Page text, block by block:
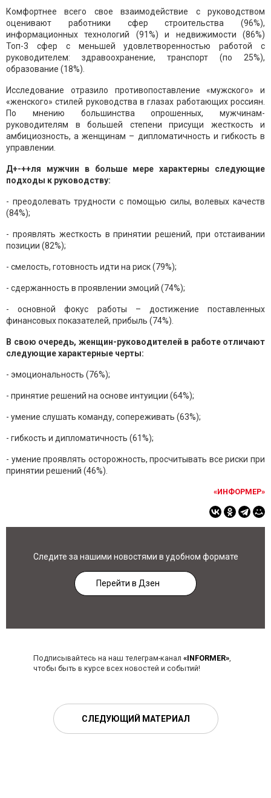
Комфортнее всего свое взаимодействие с руководством
оценивают работники сфер строительства (96%),
информационных технологий (91%) и недвижимости (86%)
Топ-3 сфер с меньшей удовлетворенностью работой с
руководителем: здравоохранение, транспорт (по 25%),
образование (18%).
Исследование отразило противопоставление «мужского» и
«женского» стилей руководства в глазах работающих россиян.
По мнению большинства опрошенных, мужчинам-
руководителям в большей степени присущи жесткость и
амбициозность, а женщинам – дипломатичность и гибкость в
управлении.
Д+-++ля мужчин в больше мере характерны следующие
подходы к руководству:
- преодолевать трудности с помощью силы, волевых качеств
(84%);
- проявлять жесткость в принятии решений, при отстаивании
позиции (82%);
- смелость, готовность идти на риск (79%);
- сдержанность в проявлении эмоций (74%);
- основной фокус работы – достижение поставленных
финансовых показателей, прибыль (74%).
В свою очередь, женщин-руководителей в работе отличают
следующие характерные черты:
- эмоциональность (76%);
- принятие решений на основе интуиции (64%);
- умение слушать команду, сопереживать (63%);
- гибкость и дипломатичность (61%);
- умение проявлять осторожность, просчитывать все риски при
принятии решений (46%).
«ИНФОРМЕР»
Следите за нашими новостями в удобном формате
Перейти в Дзен
Подписывайтесь на наш телеграм-канал «INFORMER»,
чтобы быть в курсе всех новостей и событий!
СЛЕДУЮЩИЙ МАТЕРИАЛ